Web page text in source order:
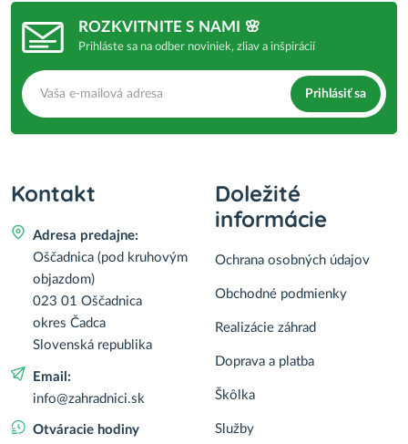
ROZKVITNITE S NAMI 🌸
Prihláste sa na odber noviniek, zliav a inšpirácií
Prihlásiť sa
Kontakt
Adresa predajne:
Oščadnica (pod kruhovým
objazdom)
023 01 Oščadnica
okres Čadca
Slovenská republika
Email:
info@zahradnici.sk
Otváracie hodiny
Doležité
informácie
Ochrana osobných údajov
Obchodné podmienky
Realizácie záhrad
Doprava a platba
Škôlka
Služby